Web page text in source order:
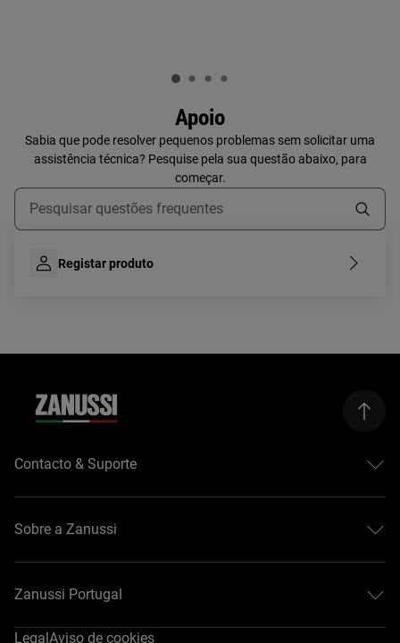
Apoio
Sabia que pode resolver pequenos problemas sem solicitar uma
assistência técnica? Pesquise pela sua questão abaixo, para
começar.
Type to search for support articles
Registar produto
Contacto & Suporte
Registar produtos
Garantia
Sobre a Zanussi
Guias de compra
Zanussi Portugal
#EasyTips
LegalAviso de cookies